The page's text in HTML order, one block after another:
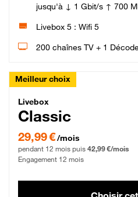
jusqu'à ↓ 1 Gbit/s ↑ 700
Livebox 5 : Wifi 5
200 chaînes TV + 1
Meilleur choix
Livebox Classic
Livebox
Classic
29,99 € par mois pendant 12 mois
29,99 €/mois
pendant 12 mois puis 42,99 €/mois
Engagement 12 mois